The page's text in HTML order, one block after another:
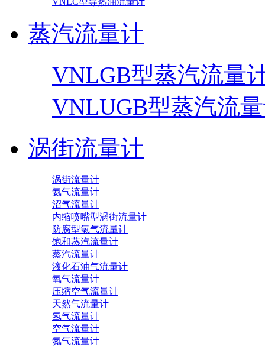
蒸汽流量计
VNLGB型蒸汽流量
VNLUGB型蒸汽流
涡街流量计
涡街流量计
氨气流量计
沼气流量计
内缩喷嘴型涡街流量计
防腐型氯气流量计
饱和蒸汽流量计
蒸汽流量计
液化石油气流量计
氧气流量计
压缩空气流量计
天然气流量计
氢气流量计
空气流量计
氮气流量计